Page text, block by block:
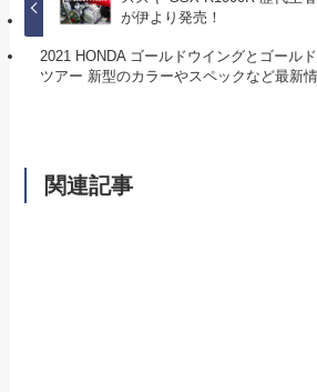
が伊より発売！
2021 HONDA ゴールドウイングとゴール
ツアー 新型のカラーやスペックなど最新
関連記事